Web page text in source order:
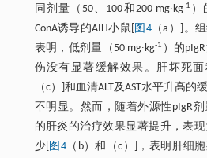
同剂量（50、100和200 mg∙kg-1 ）
ConA诱导的AIH小鼠[ 图4（a）]。
表明，低剂量（50 mg∙kg-1 ）的
伤没有显著缓解效果。肝坏死面
（c）]和血清ALT及AST水平升高的
不明显。然而，随着外源性pIgR剂
的肝炎的治疗效果显著提升，表
少[ 图4（b）和（c）]，表明肝细